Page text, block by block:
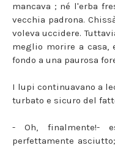
mancava ; né l'erba
vecchia padrona.
voleva uccidere.
meglio morire a casa,
fondo a una paurosa
I lupi continuavano a
turbato e sicuro del
- Oh, finalmente!-
perfettamente